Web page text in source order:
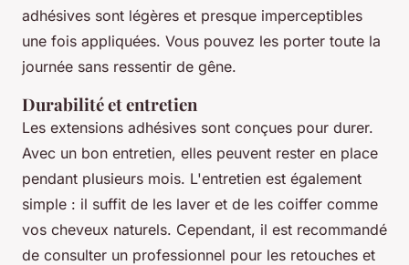
adhésives sont légères et presque imperceptibles
une fois appliquées. Vous pouvez les porter toute la
journée sans ressentir de gêne.
Durabilité et entretien
Les extensions adhésives sont conçues pour durer.
Avec un bon entretien, elles peuvent rester en place
pendant plusieurs mois. L'entretien est également
simple : il suffit de les laver et de les coiffer comme
vos cheveux naturels. Cependant, il est recommandé
de consulter un professionnel pour les retouches et